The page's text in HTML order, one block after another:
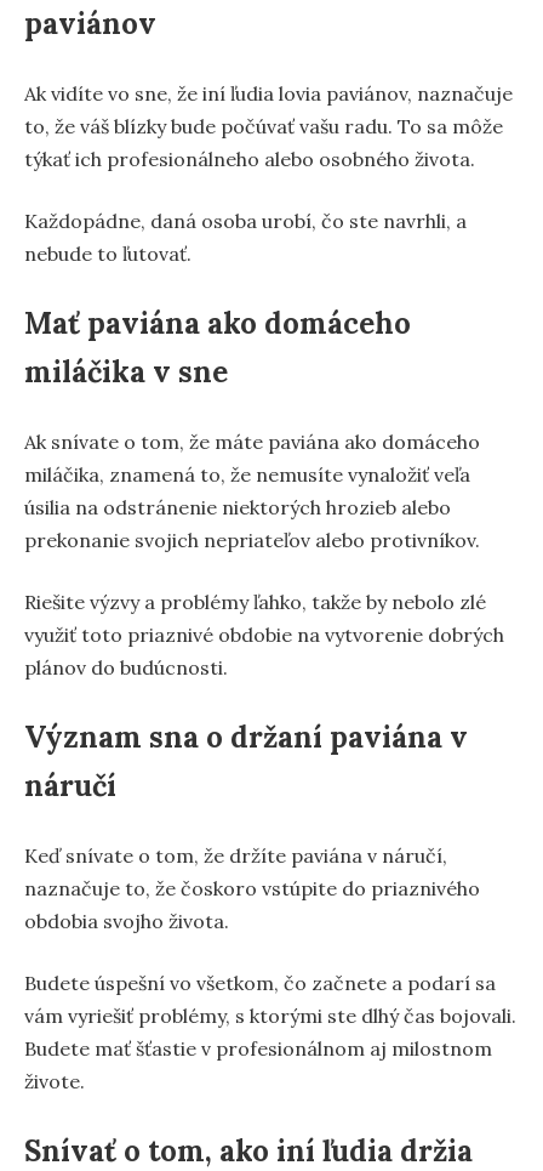
paviánov
Ak vidíte vo sne, že iní ľudia lovia paviánov, naznačuje
to, že váš blízky bude počúvať vašu radu. To sa môže
týkať ich profesionálneho alebo osobného života.
Každopádne, daná osoba urobí, čo ste navrhli, a
nebude to ľutovať.
Mať paviána ako domáceho
miláčika v sne
Ak snívate o tom, že máte paviána ako domáceho
miláčika, znamená to, že nemusíte vynaložiť veľa
úsilia na odstránenie niektorých hrozieb alebo
prekonanie svojich nepriateľov alebo protivníkov.
Riešite výzvy a problémy ľahko, takže by nebolo zlé
využiť toto priaznivé obdobie na vytvorenie dobrých
plánov do budúcnosti.
Význam sna o držaní paviána v
náručí
Keď snívate o tom, že držíte paviána v náručí,
naznačuje to, že čoskoro vstúpite do priaznivého
obdobia svojho života.
Budete úspešní vo všetkom, čo začnete a podarí sa
vám vyriešiť problémy, s ktorými ste dlhý čas bojovali.
Budete mať šťastie v profesionálnom aj milostnom
živote.
Snívať o tom, ako iní ľudia držia